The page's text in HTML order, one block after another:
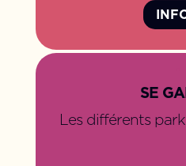
SE
Les différents